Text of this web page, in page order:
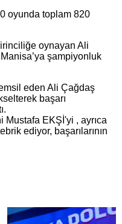
oyunda toplam 820
oynayan Ali
şampiyonluk
eden Ali Çağdaş
başarı
EKŞİ'yi , ayrıca
ediyor, başarılarının